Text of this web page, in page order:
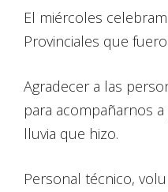
El miércoles
Provinciales que
Agradecer a las
para acompañarnos
lluvia que hizo.
Personal técnico,